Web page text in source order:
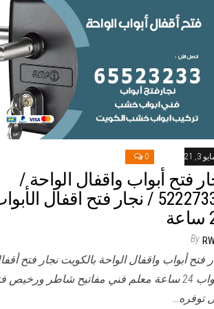
3, 2021
0
فتح أبواب واقفال الواحة /
52227339 / نجار فتح اقفال
By
فتح أبواب واقفال الواحة بالكويت نجار فتح
الأبواب 24 ساعة معلم فني مفاتيح شاطر ورخيص
توفره…